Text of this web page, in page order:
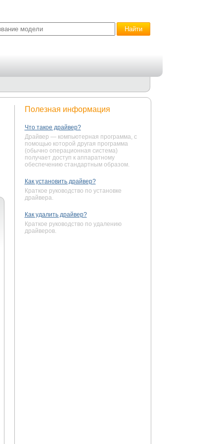
Полезная информация
Что такое драйвер?
Драйвер — компьютерная программа, с
помощью которой другая программа
(обычно операционная система)
получает доступ к аппаратному
обеспечению стандартным образом.
Как установить драйвер?
Краткое руководство по установке
драйвера.
Как удалить драйвер?
Краткое руководство по удалению
драйверов.